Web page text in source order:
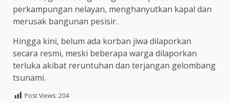
perkampungan nelayan, menghanyutkan kapal dan
merusak bangunan pesisir.
Hingga kini, belum ada korban jiwa dilaporkan
secara resmi, meski beberapa warga dilaporkan
terluka akibat reruntuhan dan terjangan gelombang
tsunami.
Post Views: 204